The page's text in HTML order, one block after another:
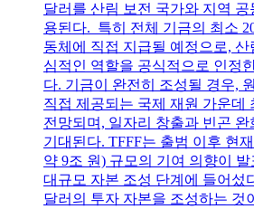
달러를 산림 보전 국가와 지역
용된다. 특히 전체 기금의 최소
동체에 직접 지급될 예정으로,
심적인 역할을 공식적으로 인정
다. 기금이 완전히 조성될 경우,
직접 제공되는 국제 재원 가운데
전망되며, 일자리 창출과 빈곤
기대된다. TFFF는 출범 이후 현
약 9조 원) 규모의 기여 의향이
대규모 자본 조성 단계에 들어섰
달러의 투자 자본을 조성하는 것